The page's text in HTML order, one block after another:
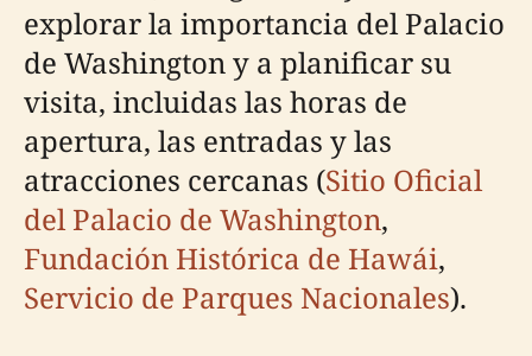
explorar la importancia del Palacio
de Washington y a planificar su
visita, incluidas las horas de
apertura, las entradas y las
atracciones cercanas (Sitio Oficial
del Palacio de Washington,
Fundación Histórica de Hawái,
Servicio de Parques Nacionales).